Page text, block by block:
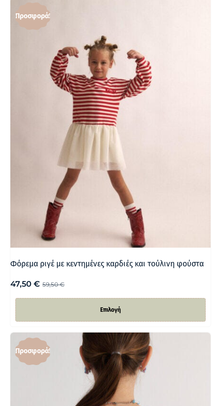
Προσφορά!
Φόρεμα ριγέ με κεντημένες καρδιές και τούλινη φούστα
59,50€
47,50 €
Επιλογή
Προσφορά!